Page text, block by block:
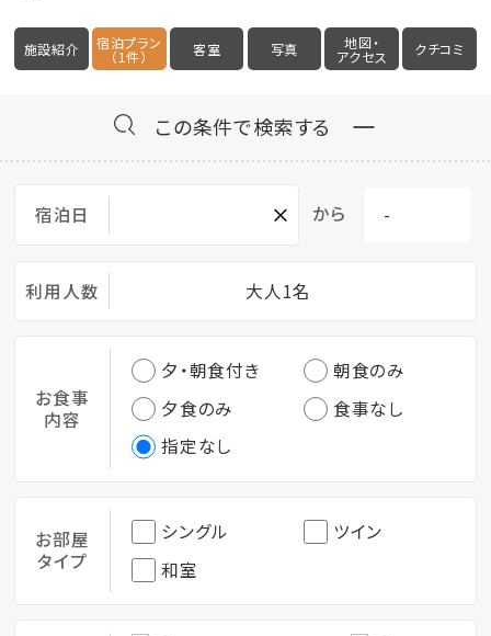
施設紹介 宿泊プラン
（1件） 客室 写真 地図・
アクセス クチコミ
この条件で検索する
宿泊日 × から
利用人数 大人1名
お食事
内容
夕・朝食付き
朝食のみ
夕食のみ
食事なし
指定なし
お部屋
タイプ
シングル
ツイン
和室